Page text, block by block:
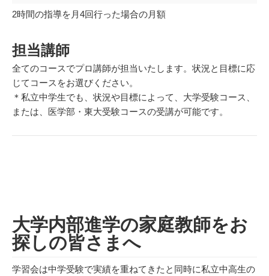
2時間の指導を月4回行った場合の月額
担当講師
全てのコースでプロ講師が担当いたします。状況と目標に応
じてコースをお選びください。
＊私立中学生でも、状況や目標によって、大学受験コース、
または、医学部・東大受験コースの受講が可能です。
大学内部進学の家庭教師をお
探しの皆さまへ
学習会は中学受験で実績を重ねてきたと同時に私立中高生の